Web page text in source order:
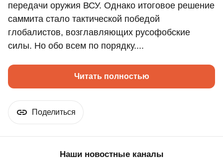
передачи оружия ВСУ. Однако итоговое решение
саммита стало тактической победой
глобалистов, возглавляющих русофобские
силы. Но обо всем по порядку....
Читать полностью
Поделиться
Наши новостные каналы